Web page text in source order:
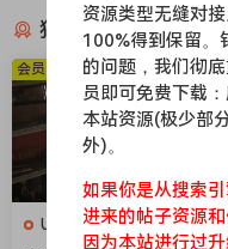
猜你喜欢
UE场景
会员免费
资源类型无缝对
100%得到保留。
的问题，我们彻
员即可免费下载
本站资源(极少部
外)。
如果你是从搜索
进来的帖子资源
因为本站进行过